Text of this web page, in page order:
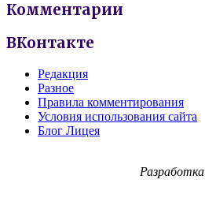
Комментарии
ВКонтакте
Редакция
Разное
Правила комментирования
Условия использования сайта
Блог Лицея
Разработка